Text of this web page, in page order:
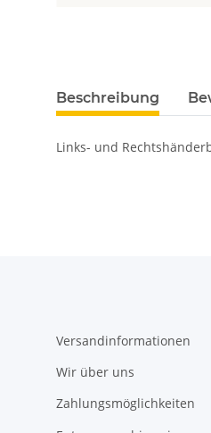
Beschreibung
Links- und
Versandinformationen
Wir über uns
Zahlungsmöglichkeiten